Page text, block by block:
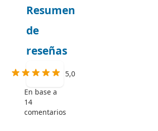
Resumen
de
reseñas
5,0
En base a
14
comentarios